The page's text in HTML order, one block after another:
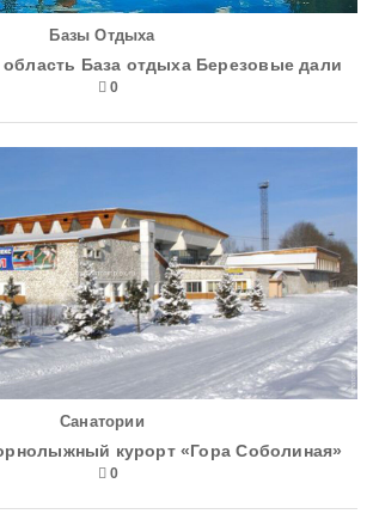
Базы Отдыха
область База отдыха Березовые дали
0
Санатории
курорт «Гора Соболиная»
0